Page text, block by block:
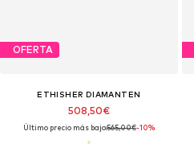
OFERTA
ETHISHER DIAMANTEN
508,50€
Último precio más bajo:565,00€-10%